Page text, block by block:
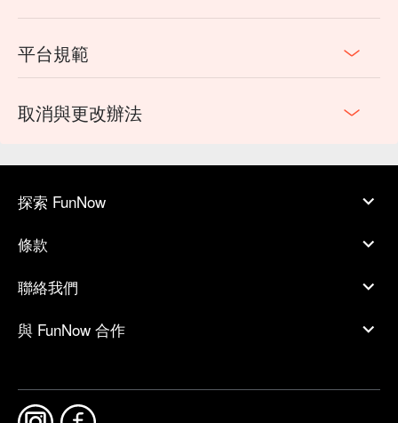
平台規範
取消與更改辦法
探索 FunNow
條款
聯絡我們
與 FunNow 合作